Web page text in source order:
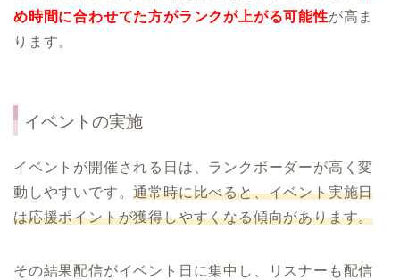
め時間に合わせてた方がランクが上がる可能性が高ま
ります。
イベントの実施
イベントが開催される日は、ランクボーダーが高く変
動しやすいです。通常時に比べると、イベント実施日
は応援ポイントが獲得しやすくなる傾向があります。
その結果配信がイベント日に集中し、リスナーも配信